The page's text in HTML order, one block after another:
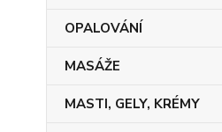
OPALOVÁNÍ
MASÁŽE
MASTI, GELY, KRÉMY